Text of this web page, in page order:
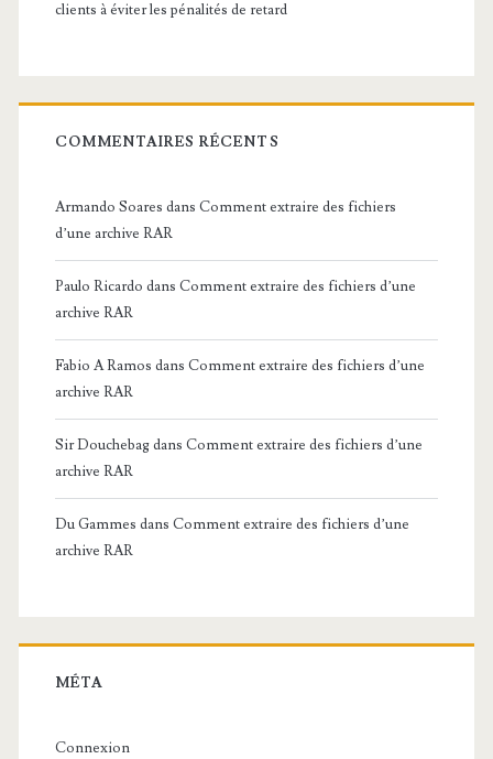
clients à éviter les pénalités de retard
COMMENTAIRES RÉCENTS
Armando Soares dans Comment extraire des fichiers
d’une archive RAR
Paulo Ricardo dans Comment extraire des fichiers d’une
archive RAR
Fabio A Ramos dans Comment extraire des fichiers d’une
archive RAR
Sir Douchebagdans Comment extraire des fichiers d’une
archive RAR
Du Gammes dans Comment extraire des fichiers d’une
archive RAR
MÉTA
Connexion